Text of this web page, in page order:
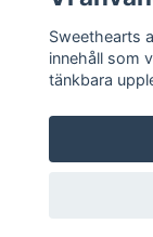
Sweethearts
innehåll som
tänkbara